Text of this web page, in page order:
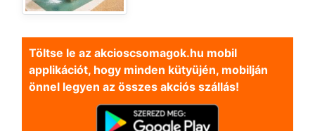
Töltse le az akcioscsomagok.hu mobil
applikációt, hogy minden kütyüjén, mobilján
önnel legyen az összes akciós szállás!